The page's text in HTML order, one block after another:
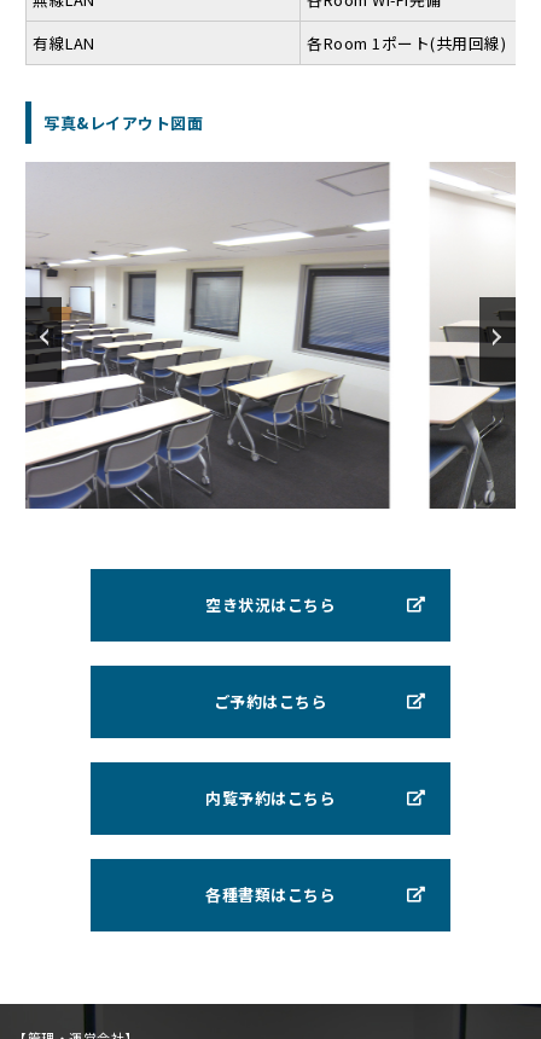
有線LAN
各Room 1ポート(共用回線) ※
写真&レイアウト図面
空き状況はこちら
ご予約はこちら
内覧予約はこちら
各種書類はこちら